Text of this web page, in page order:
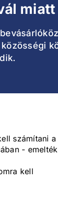
miatt
számítani a
- emelték
kell